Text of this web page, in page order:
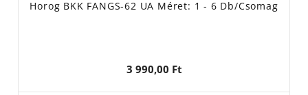
Horog BKK FANGS-62 UA Méret: 1 - 6 Db/csomag
3 990,00 Ft